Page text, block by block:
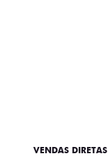
VENDAS DIRETAS